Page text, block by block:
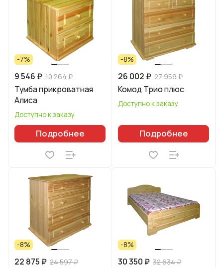
-7%
9 546 ₽ 10 264 ₽
Тумба прикроватная
Алиса
Доступно к заказу
Подробнее
-8%
26 002 ₽ 27 959 ₽
Комод Трио плюс
Доступно к заказу
Подробнее
-8%
22 875 ₽ 24 597 ₽
-8%
30 350 ₽ 32 634 ₽